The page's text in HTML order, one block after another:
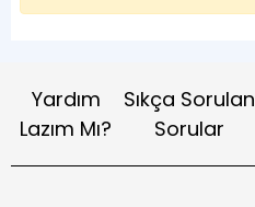
Yardım
Lazım Mı?
Sıkça Sorulan
Sorular